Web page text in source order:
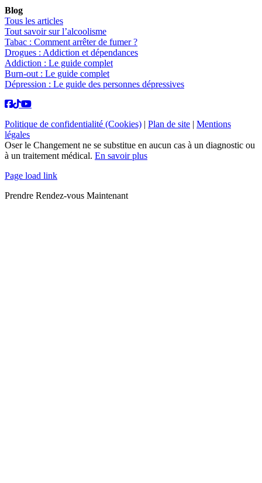
Blog
Tous les articles
Tout savoir sur l’alcoolisme
Tabac : Comment arrêter de fumer ?
Drogues : Addiction et dépendances
Addiction : Le guide complet
Burn-out : Le guide complet
Dépression : Le guide des personnes dépressives
Politique de confidentialité (Cookies) | Plan de site | Mentions
légales
Oser le Changement ne se substitue en aucun cas à un diagnostic ou
à un traitement médical. En savoir plus
Page load link
Prendre Rendez-vous Maintenant